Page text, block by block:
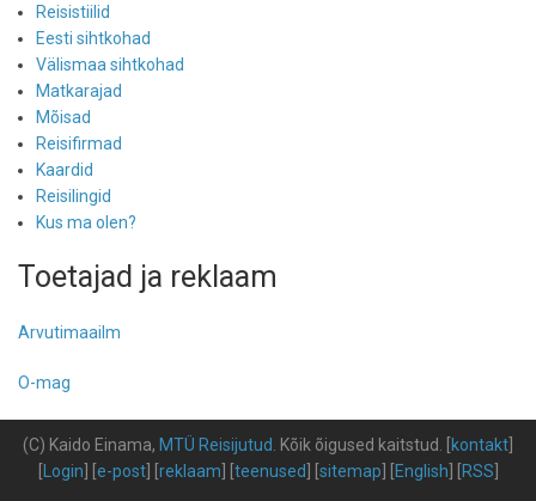
Reisistiilid
Eesti sihtkohad
Välismaa sihtkohad
Matkarajad
Mõisad
Reisifirmad
Kaardid
Reisilingid
Kus ma olen?
Toetajad ja reklaam
Arvutimaailm
O-mag
(C) Kaido Einama, MTÜ Reisijutud Kõik õigused kaitstud [kontakt]
[Login] [e-post] [reklaam] [teenused] [sitemap] [English] [RSS]